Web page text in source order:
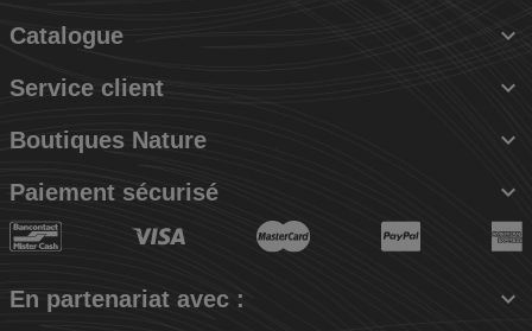
Catalogue 
Service client 
Boutiques Nature 
Paiement sécurisé 
En partenariat avec : 